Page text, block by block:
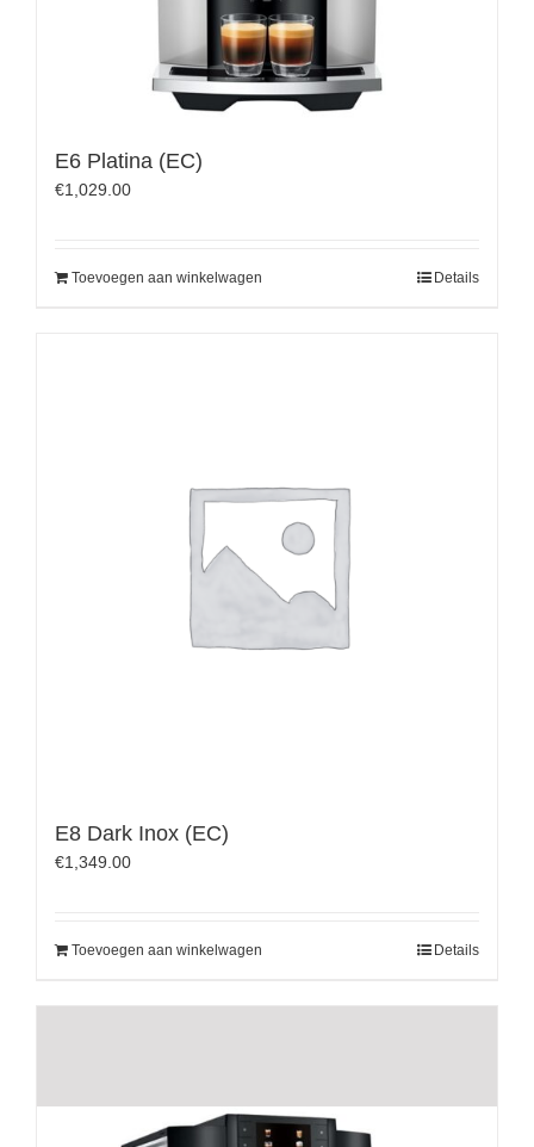
E6 Platina (EC)
€1,029.00
Toevoegen aan winkelwagen Details
E8 Dark Inox (EC)
€1,349.00
Toevoegen aan winkelwagen Details